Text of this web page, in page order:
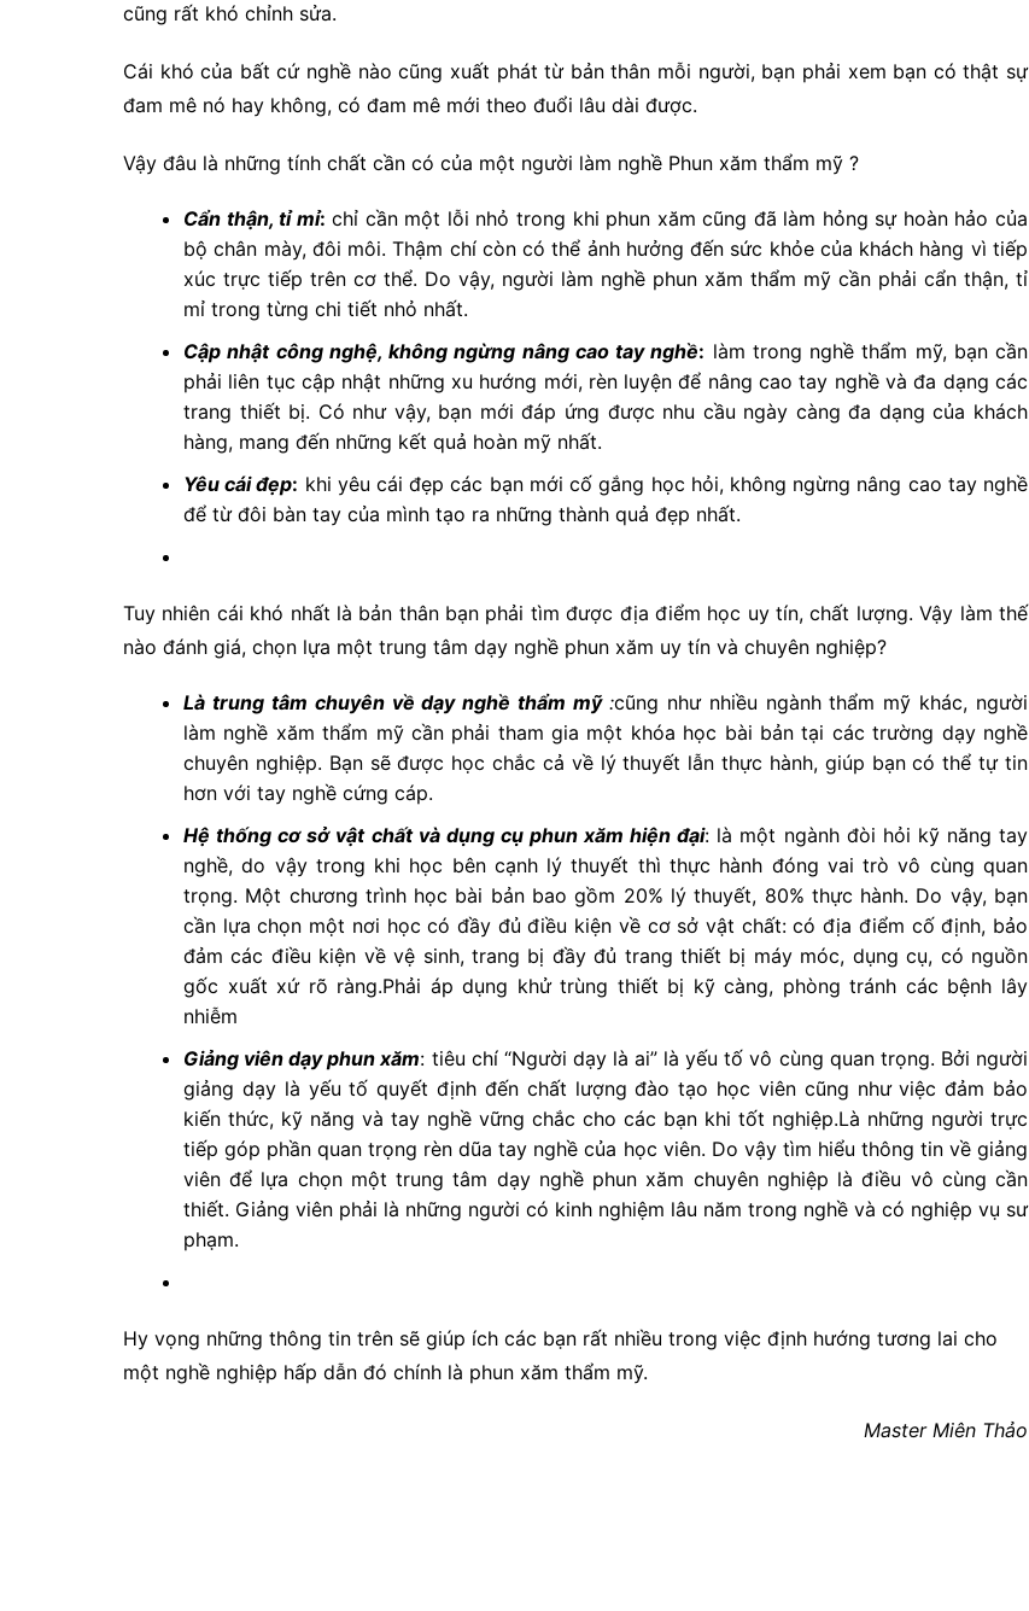
cũng rất khó chỉnh sửa.
Cái khó của bất cứ nghề nào cũng xuất phát từ bản thân mỗi người, bạn phải xem bạn có thật sự
đam mê nó hay không, có đam mê mới theo đuổi lâu dài được.
Vậy đâu là những tính chất cần có của một người làm nghề Phun xăm thẩm mỹ ?
Cẩn thận, tỉ mỉ: chỉ cần một lỗi nhỏ trong khi phun xăm cũng đã làm hỏng sự hoàn hảo của
bộ chân mày, đôi môi. Thậm chí còn có thể ảnh hưởng đến sức khỏe của khách hàng vì tiếp
xúc trực tiếp trên cơ thể. Do vậy, người làm nghề phun xăm thẩm mỹ cần phải cẩn thận, tỉ
mỉ trong từng chi tiết nhỏ nhất.
Cập nhật công nghệ, không ngừng nâng cao tay nghề: làm trong nghề thẩm mỹ, bạn cần
phải liên tục cập nhật những xu hướng mới, rèn luyện để nâng cao tay nghề và đa dạng các
trang thiết bị. Có như vậy, bạn mới đáp ứng được nhu cầu ngày càng đa dạng của khách
hàng, mang đến những kết quả hoàn mỹ nhất.
Yêu cái đẹp: khi yêu cái đẹp các bạn mới cố gắng học hỏi, không ngừng nâng cao tay nghề
để từ đôi bàn tay của mình tạo ra những thành quả đẹp nhất.
Tuy nhiên cái khó nhất là bản thân bạn phải tìm được địa điểm học uy tín, chất lượng. Vậy làm thế
nào đánh giá, chọn lựa một trung tâm dạy nghề phun xăm uy tín và chuyên nghiệp?
Là trung tâm chuyên về dạy nghề thẩm mỹ :cũng như nhiều ngành thẩm mỹ khác, người
làm nghề xăm thẩm mỹ cần phải tham gia một khóa học bài bản tại các trường dạy nghề
chuyên nghiệp. Bạn sẽ được học chắc cả về lý thuyết lẫn thực hành, giúp bạn có thể tự tin
hơn với tay nghề cứng cáp.
Hệ thống cơ sở vật chất và dụng cụ phun xăm hiện đại: là một ngành đòi hỏi kỹ năng tay
nghề, do vậy trong khi học bên cạnh lý thuyết thì thực hành đóng vai trò vô cùng quan
trọng. Một chương trình học bài bản bao gồm 20% lý thuyết, 80% thực hành. Do vậy, bạn
cần lựa chọn một nơi học có đầy đủ điều kiện về cơ sở vật chất: có địa điểm cố định, bảo
đảm các điều kiện về vệ sinh, trang bị đầy đủ trang thiết bị máy móc, dụng cụ, có nguồn
gốc xuất xứ rõ ràng.Phải áp dụng khử trùng thiết bị kỹ càng, phòng tránh các bệnh lây
nhiễm
Giảng viên dạy phun xăm: tiêu chí “Người dạy là ai” là yếu tố vô cùng quan trọng. Bởi người
giảng dạy là yếu tố quyết định đến chất lượng đào tạo học viên cũng như việc đảm bảo
kiến thức, kỹ năng và tay nghề vững chắc cho các bạn khi tốt nghiệp.Là những người trực
tiếp góp phần quan trọng rèn dũa tay nghề của học viên. Do vậy tìm hiểu thông tin về giảng
viên để lựa chọn một trung tâm dạy nghề phun xăm chuyên nghiệp là điều vô cùng cần
thiết. Giảng viên phải là những người có kinh nghiệm lâu năm trong nghề và có nghiệp vụ sư
phạm.
Hy vọng những thông tin trên sẽ giúp ích các bạn rất nhiều trong việc định hướng tương lai cho
một nghề nghiệp hấp dẫn đó chính là phun xăm thẩm mỹ.
Master Miên Thảo